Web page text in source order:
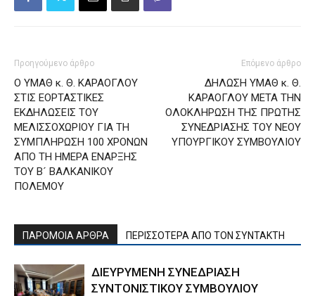
Προηγούμενο άρθρο
Ο ΥΜΑΘ κ. Θ. ΚΑΡΑΟΓΛΟΥ
ΣΤΙΣ ΕΟΡΤΑΣΤΙΚΕΣ
ΕΚΔΗΛΩΣΕΙΣ ΤΟΥ
ΜΕΛΙΣΣΟΧΩΡΙΟΥ ΓΙΑ ΤΗ
ΣΥΜΠΛΗΡΩΣΗ 100 ΧΡΟΝΩΝ
ΑΠΟ ΤΗ ΗΜΕΡΑ ΕΝΑΡΞΗΣ
ΤΟΥ Β´ ΒΑΛΚΑΝΙΚΟΥ
ΠΟΛΕΜΟΥ
Επόμενο άρθρο
ΔΗΛΩΣΗ ΥΜΑΘ κ. Θ.
ΚΑΡΑΟΓΛΟΥ ΜΕΤΑ ΤΗΝ
ΟΛΟΚΛΗΡΩΣΗ ΤΗΣ ΠΡΩΤΗΣ
ΣΥΝΕΔΡΙΑΣΗΣ ΤΟΥ ΝΕΟΥ
ΥΠΟΥΡΓΙΚΟΥ ΣΥΜΒΟΥΛΙΟΥ
ΠΑΡΟΜΟΙΑ ΑΡΘΡΑ ΠΕΡΙΣΣΟΤΕΡΑ ΑΠΟ ΤΟΝ ΣΥΝΤΑΚΤΗ
ΔΙΕΥΡΥΜΕΝΗ ΣΥΝΕΔΡΙΑΣΗ
ΣΥΝΤΟΝΙΣΤΙΚΟΥ ΣΥΜΒΟΥΛΙΟΥ